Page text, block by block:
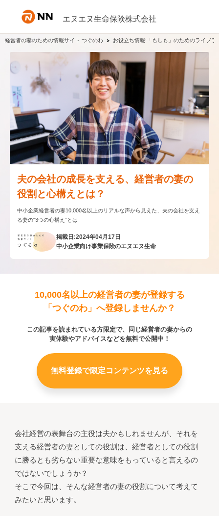
エヌエヌ生命保険株式会社
経営者の妻のための情報サイト つぐのわ お役立ち情報:「もしも」のためのライブラ
夫の会社の成長を支える、経営者の妻の
役割と心構えとは？
中小企業経営者の妻10,000名以上のリアルな声から見えた、夫の会社を支え
る妻の“3つの心構え”とは
掲載日:2024年04月17日
中小企業向け事業保険のエヌエヌ生命
10,000名以上の経営者の妻が登録する
「つぐのわ」へ登録しませんか？
この記事を読まれている方限定で、同じ経営者の妻からの
実体験やアドバイスなどを無料で公開中！
無料登録で限定コンテンツを見る
会社経営の表舞台の主役は夫かもしれませんが、それを
支える経営者の妻としての役割は、経営者としての役割
に勝るとも劣らない重要な意味をもっていると言えるの
ではないでしょうか？
そこで今回は、そんな経営者の妻の役割について考えて
みたいと思います。